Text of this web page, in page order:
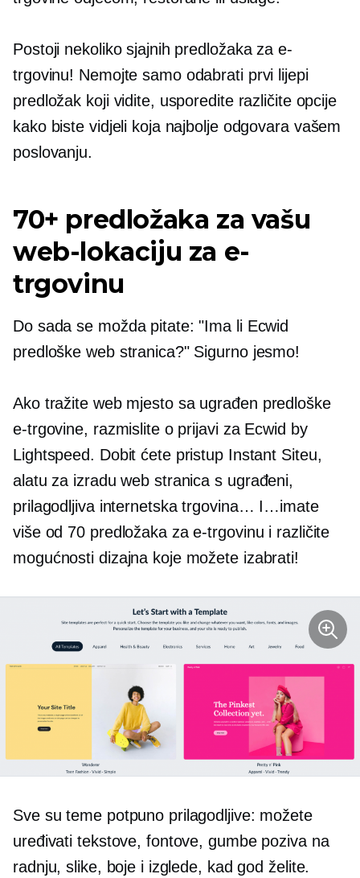
Postoji nekoliko sjajnih predložaka za e-
trgovinu! Nemojte samo odabrati prvi lijepi
predložak koji vidite, usporedite različite opcije
kako biste vidjeli koja najbolje odgovara vašem
poslovanju.
70+ predložaka za vašu
web-lokaciju za e-
trgovinu
Do sada se možda pitate: "Ima li Ecwid
predloške web stranica?" Sigurno jesmo!
Ako tražite web mjesto sa ugrađen predloške
e-trgovine, razmislite o prijavi za Ecwid by
Lightspeed. Dobit ćete pristup Instant Siteu,
alatu za izradu web stranica s ugrađeni,
prilagodljiva internetska trgovina… I…imate
više od 70 predložaka za e-trgovinu i različite
mogućnosti dizajna koje možete izabrati!
Sve su teme potpuno prilagodljive: možete
uređivati ​​tekstove, fontove, gumbe poziva na
radnju, slike, boje i izglede, kad god želite.